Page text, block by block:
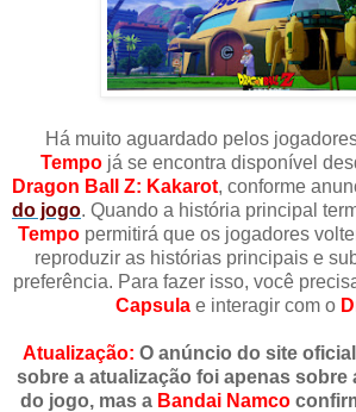
Há muito aguardado pelos
Tempojá se encontra disponível
Dragon Ball Z: Kakarot, conforme
do jogo. Quando a história principal
Tempopermitirá que os jogadores
reproduzir as histórias principais e
preferência. Para fazer isso, você
Capsula e interagir com o
Atualização: O anúncio do site
sobre a atualização foi apenas sobre
do jogo, mas a Bandai Namco